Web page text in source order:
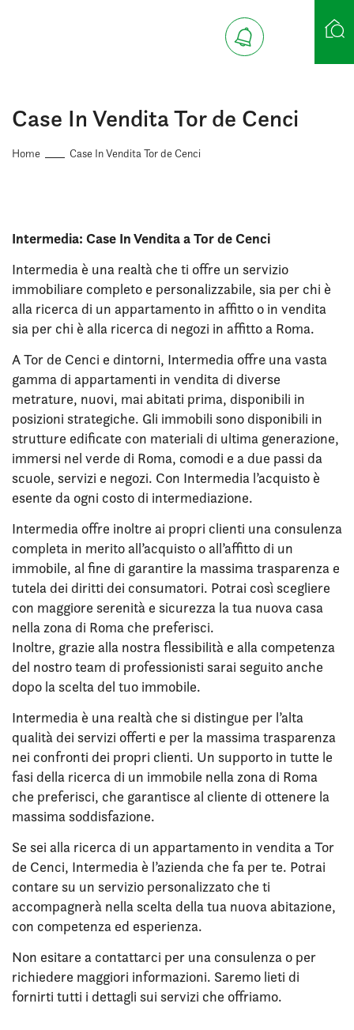
Case In Vendita Tor de Cenci
Home Case In Vendita Tor de Cenci
Intermedia: Case In Vendita a Tor de Cenci
Intermedia è una realtà che ti offre un servizio
immobiliare completo e personalizzabile, sia per chi è
alla ricerca di un appartamento in affitto o in vendita
sia per chi è alla ricerca di negozi in affitto a Roma.
A Tor de Cenci e dintorni, Intermedia offre una vasta
gamma di appartamenti in vendita di diverse
metrature, nuovi, mai abitati prima, disponibili in
posizioni strategiche. Gli immobili sono disponibili in
strutture edificate con materiali di ultima generazione,
immersi nel verde di Roma, comodi e a due passi da
scuole, servizi e negozi. Con Intermedia l’acquisto è
esente da ogni costo di intermediazione.
Intermedia offre inoltre ai propri clienti una consulenza
completa in merito all’acquisto o all’affitto di un
immobile, al fine di garantire la massima trasparenza e
tutela dei diritti dei consumatori. Potrai così scegliere
con maggiore serenità e sicurezza la tua nuova casa
nella zona di Roma che preferisci.
Inoltre, grazie alla nostra flessibilità e alla competenza
del nostro team di professionisti sarai seguito anche
dopo la scelta del tuo immobile.
Intermedia è una realtà che si distingue per l’alta
qualità dei servizi offerti e per la massima trasparenza
nei confronti dei propri clienti. Un supporto in tutte le
fasi della ricerca di un immobile nella zona di Roma
che preferisci, che garantisce al cliente di ottenere la
massima soddisfazione.
Se sei alla ricerca di un appartamento in vendita a Tor
de Cenci, Intermedia è l’azienda che fa per te. Potrai
contare su un servizio personalizzato che ti
accompagnerà nella scelta della tua nuova abitazione,
con competenza ed esperienza.
Non esitare a contattarci per una consulenza o per
richiedere maggiori informazioni. Saremo lieti di
fornirti tutti i dettagli sui servizi che offriamo.